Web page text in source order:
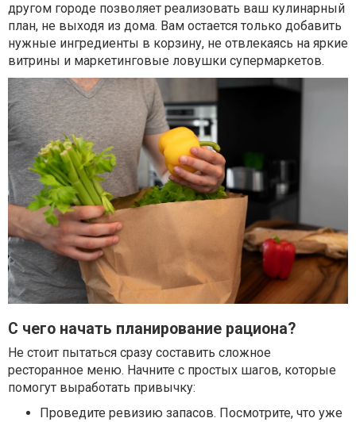
другом городе позволяет реализовать ваш кулинарный
план, не выходя из дома. Вам остается только добавить
нужные ингредиенты в корзину, не отвлекаясь на яркие
витрины и маркетинговые ловушки супермаркетов.
С чего начать планирование рациона?
Не стоит пытаться сразу составить сложное
ресторанное меню. Начните с простых шагов, которые
помогут выработать привычку:
Проведите ревизию запасов. Посмотрите, что уже